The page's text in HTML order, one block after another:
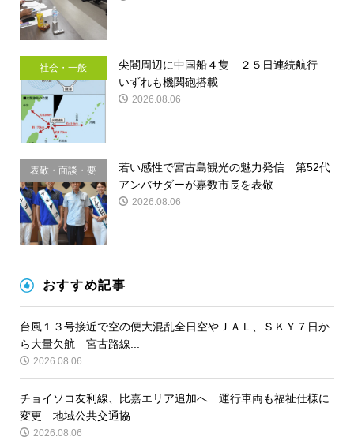
社会・一般
尖閣周辺に中国船４隻 ２５日連続航行
いずれも機関砲搭載
2026.08.06
表敬・面談・要
請
若い感性で宮古島観光の魅力発信 第52代
アンバサダーが嘉数市長を表敬
2026.08.06
おすすめ記事
台風１３号接近で空の便大混乱全日空やＪＡＬ、ＳＫＹ７日か
ら大量欠航 宮古路線...
2026.08.06
チョイソコ友利線、比嘉エリア追加へ 運行車両も福祉仕様に
変更 地域公共交通協
2026.08.06